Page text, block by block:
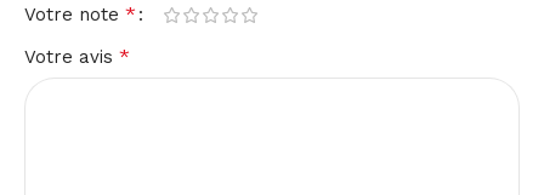
Votre note *
Votre avis *